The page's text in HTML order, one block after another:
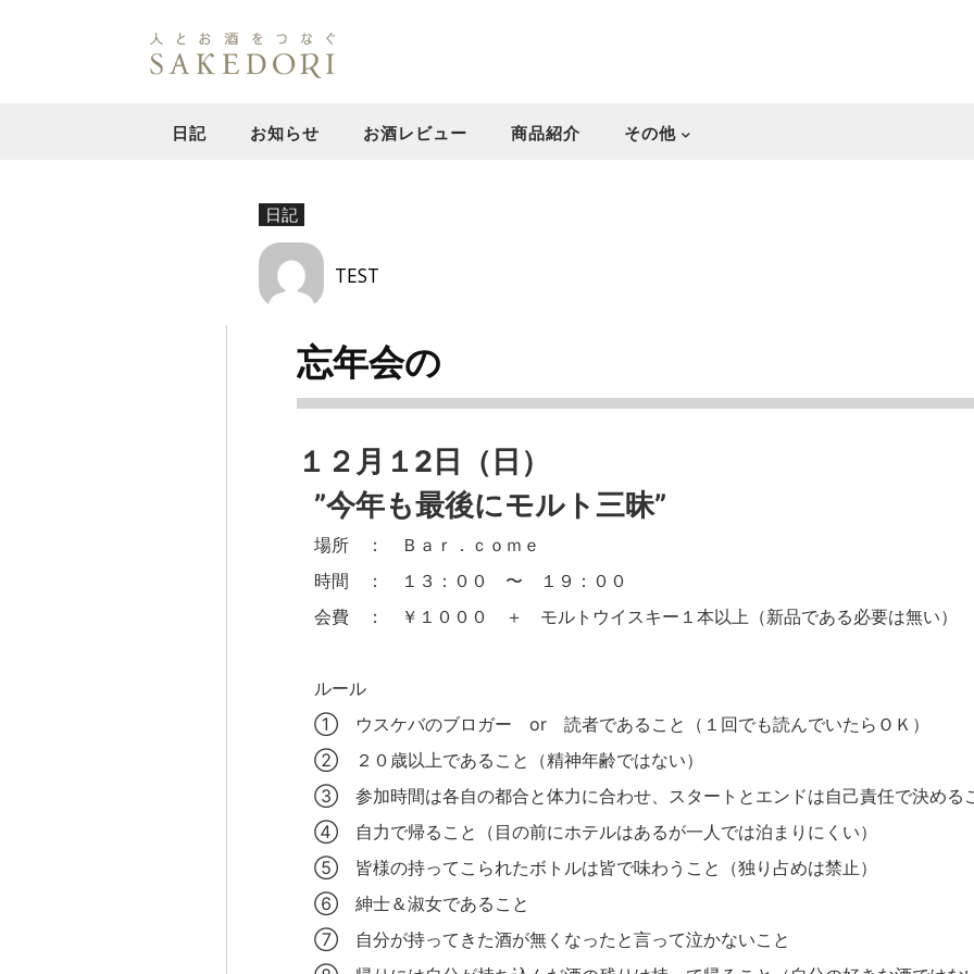
日記 お知らせ お酒レビュー 商品紹介 その他
日記
TEST
忘年会の
１２月１2日（日）
”今年も最後にモルト三昧”
場所 ： Ｂａｒ．ｃｏｍｅ
時間 ： １３：００ 〜 １９：００
会費 ： ￥１０００ ＋ モルトウイスキー１本以上（新品である必要は無い）
ルール
① ウスケバのブロガー or 読者であること（１回でも読んでいたらＯＫ）
② ２０歳以上であること（精神年齢ではない）
③ 参加時間は各自の都合と体力に合わせ、スタートとエンドは自己責任で決める
④ 自力で帰ること（目の前にホテルはあるが一人では泊まりにくい）
⑤ 皆様の持ってこられたボトルは皆で味わうこと（独り占めは禁止）
⑥ 紳士＆淑女であること
⑦ 自分が持ってきた酒が無くなったと言って泣かないこと